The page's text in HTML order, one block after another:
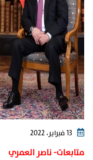
متابعات- ناصر العمري